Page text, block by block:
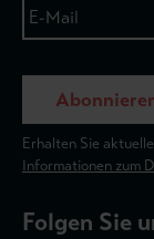
Erhalten Sie
Informationen zum
Folgen Sie